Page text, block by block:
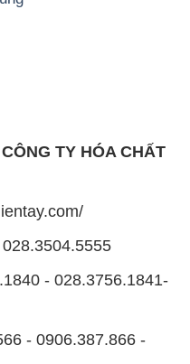
TY HÓA CHẤT
- 028.3756.1841-